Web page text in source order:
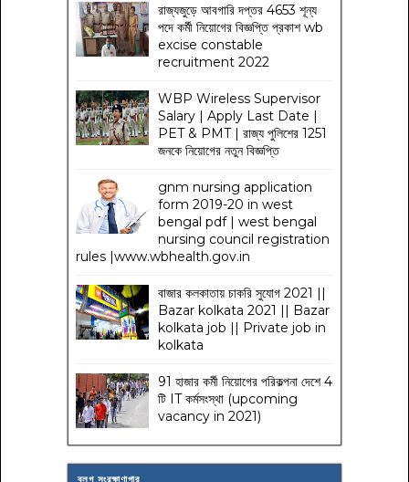
রাজ্যজুড়ে আবগারি দপ্তর 4653 শূন্য
পদে কর্মী নিয়োগের বিজ্ঞপ্তি প্রকাশ wb
excise constable
recruitment 2022
WBP Wireless Supervisor
Salary | Apply Last Date |
PET & PMT | রাজ্য পুলিশের 1251
জনকে নিয়োগের নতুন বিজ্ঞপ্তি
gnm nursing application
form 2019-20 in west
bengal pdf | west bengal
nursing council registration
rules |www.wbhealth.gov.in
বাজার কলকাতায় চাকরি সুযোগ 2021 ||
Bazar kolkata 2021 || Bazar
kolkata job || Private job in
kolkata
91 হাজার কর্মী নিয়োগের পরিকল্পনা দেশে 4
টি IT কর্মসংস্থা (upcoming
vacancy in 2021)
ব্লগ সংরক্ষাণাগার